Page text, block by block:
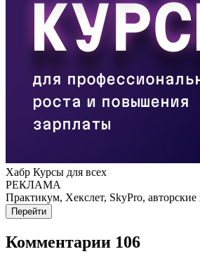
Хабр Курсы для всех
РЕКЛАМА
Практикум, Хекслет, SkyPro,
Перейти
Комментарии 106